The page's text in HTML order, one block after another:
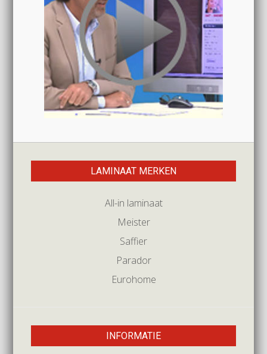
LAMINAAT MERKEN
All-in laminaat
Meister
Saffier
Parador
Eurohome
INFORMATIE